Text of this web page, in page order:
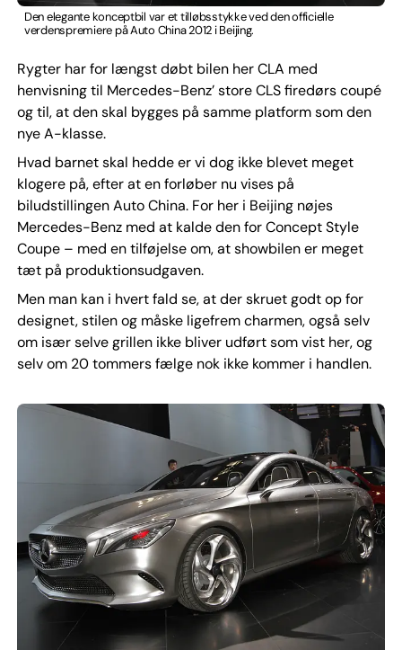
Den elegante konceptbil var et tilløbsstykke ved den officielle
verdenspremiere på Auto China 2012 i Beijing.
Rygter har for længst døbt bilen her CLA med
henvisning til Mercedes-Benz’ store CLS firedørs coupé
og til, at den skal bygges på samme platform som den
nye A-klasse.
Hvad barnet skal hedde er vi dog ikke blevet meget
klogere på, efter at en forløber nu vises på
biludstillingen Auto China. For her i Beijing nøjes
Mercedes-Benz med at kalde den for Concept Style
Coupe – med en tilføjelse om, at showbilen er meget
tæt på produktionsudgaven.
Men man kan i hvert fald se, at der skruet godt op for
designet, stilen og måske ligefrem charmen, også selv
om især selve grillen ikke bliver udført som vist her, og
selv om 20 tommers fælge nok ikke kommer i handlen.